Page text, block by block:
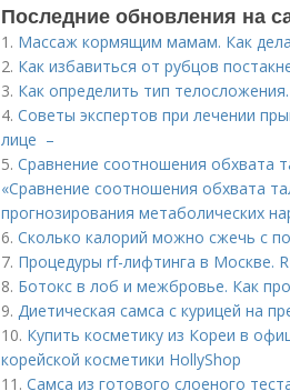
Последние обновления на
1. Массаж кормящим мамам. Как
2. Как избавиться от рубцов
3. Как определить тип
4. Советы экспертов при лечении
лице –
5. Сравнение соотношения обхвата
«Сравнение соотношения обхвата
прогнозирования метаболических
6. Сколько калорий можно сжечь с
7. Процедуры rf-лифтинга в Москве.
8. Ботокс в лоб и межбровье. Как
9. Диетическая самса с курицей на
10. Купить косметику из Кореи в
корейской косметики HollyShop
11. Самса из готового слоеного